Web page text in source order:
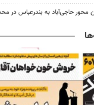
محور حاجی‌آباد به بندرعباس در